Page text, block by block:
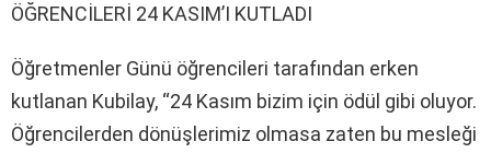
ÖĞRENCİLERİ 24 KASIM’I KUTLADI
Öğretmenler Günü öğrencileri tarafından erken
kutlanan Kubilay, “24 Kasım bizim için ödül gibi oluyor.
Öğrencilerden dönüşlerimiz olmasa zaten bu mesleği